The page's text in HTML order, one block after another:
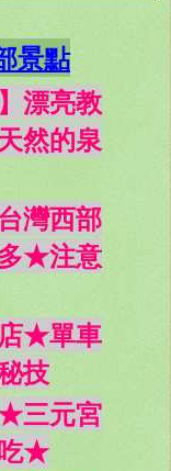
景點
漂亮教
然的泉
灣西部
★注意
店★單車
技
★三元宮
★